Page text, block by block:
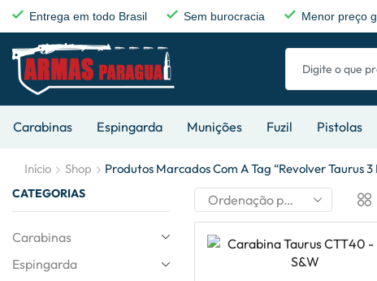
Entrega em todo Brasil Sem burocracia Menor preço
Carabinas Espingarda Munições Fuzil Pistolas
Início Shop Produtos Marcados Com A Tag “revolver Taurus 3
CATEGORIAS
Carabinas
Espingarda